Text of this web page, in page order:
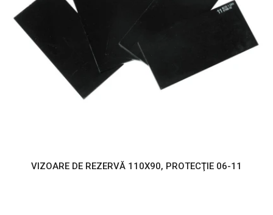
VIZOARE DE REZERVĂ 110X90, PROTECŢIE 06-11